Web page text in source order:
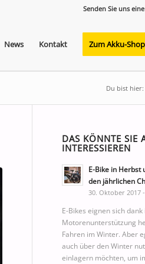
Senden Sie uns
News Kontakt Zum Akku-Shop
Du bist hier:
DAS KÖNNTE SIE
INTERESSIEREN
E-Bike in Herbst
den jährlichen
30. Oktober 2017
E-Bikes eignen sich
Motorenunterstützung
Fahren im Winter. Aber
auch über den Winter
einlagern möchten, um